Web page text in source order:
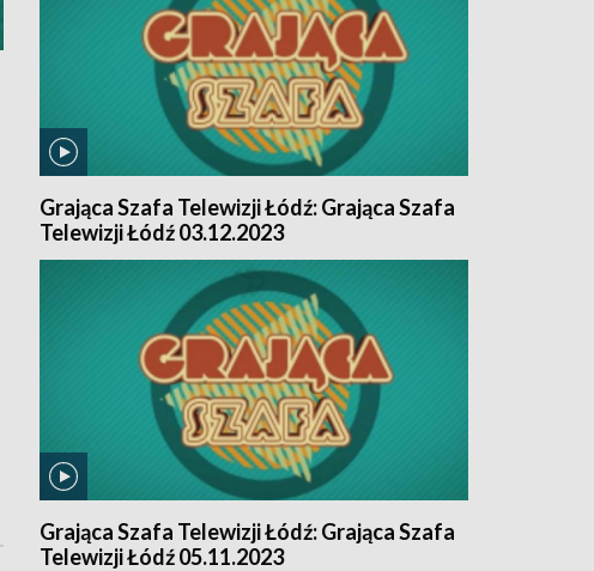
Grająca Szafa Telewizji Łódź: Grająca Szafa
Telewizji Łódź 03.12.2023
Grająca Szafa Telewizji Łódź: Grająca Szafa
Telewizji Łódź 05.11.2023